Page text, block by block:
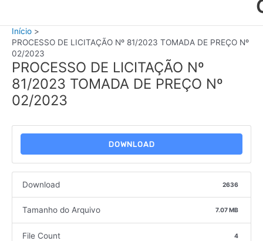
Início
PROCESSO DE LICITAÇÃO Nº 81/2023 TOMADA DE PREÇO Nº
02/2023
PROCESSO DE LICITAÇÃO Nº
81/2023 TOMADA DE PREÇO Nº
02/2023
DOWNLOAD
Download 2636
Tamanho do Arquivo 7.07 MB
File Count 4